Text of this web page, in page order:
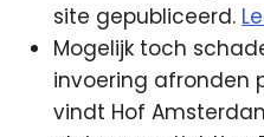
site gepubliceerd.
Mogelijk toch
invoering afronden
vindt Hof